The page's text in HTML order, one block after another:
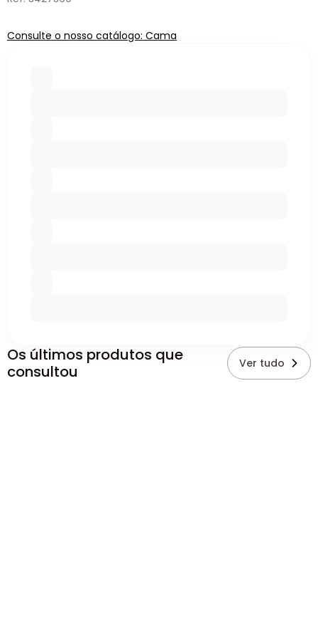
Consulte o nosso catálogo: Cama
Os últimos produtos que
consultou
Ver tudo